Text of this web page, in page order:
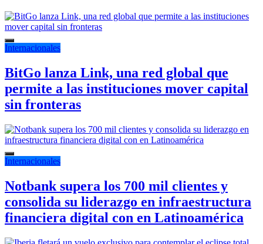
Internacionales
BitGo lanza Link, una red global que
permite a las instituciones mover capital
sin fronteras
Internacionales
Notbank supera los 700 mil clientes y
consolida su liderazgo en infraestructura
financiera digital con en Latinoamérica